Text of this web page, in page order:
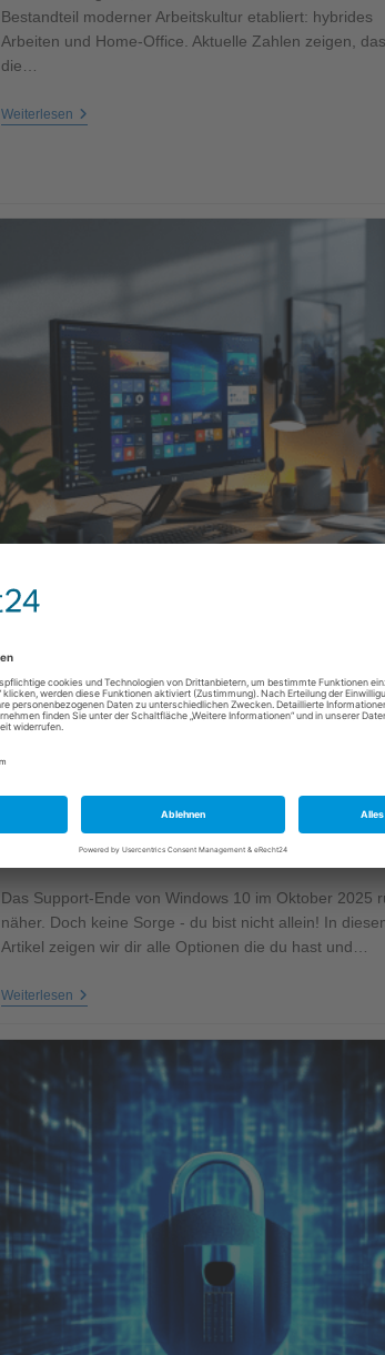
Bestandteil moderner Arbeitskultur etabliert: hybrides
Arbeiten und Home-Office. Aktuelle Zahlen zeigen,
die…
Weiterlesen
Support-Ende von Windows
Diese Möglichkeiten hast du
jetzt
Betriebssystem
0 Kommentare
2 Min. Lesedauer
Das Support-Ende von Windows 10 im Oktober 2025
näher. Doch keine Sorge - du bist nicht allein! In
Artikel zeigen wir dir alle Optionen die du hast und…
Weiterlesen